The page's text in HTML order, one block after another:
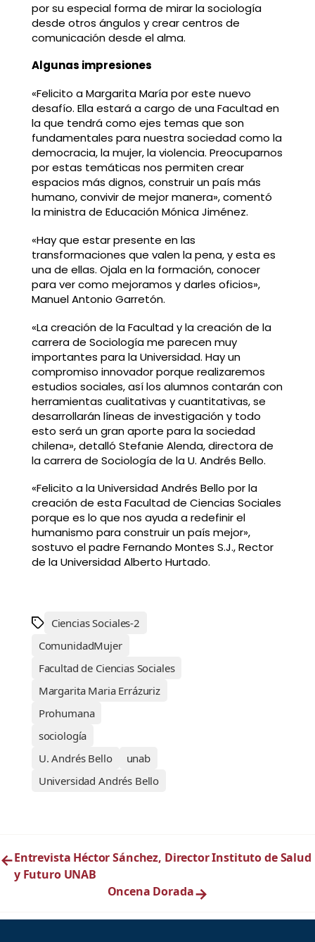
por su especial forma de mirar la sociología
desde otros ángulos y crear centros de
comunicación desde el alma.
Algunas impresiones
«Felicito a Margarita María por este nuevo
desafío. Ella estará a cargo de una Facultad en
la que tendrá como ejes temas que son
fundamentales para nuestra sociedad como la
democracia, la mujer, la violencia. Preocuparnos
por estas temáticas nos permiten crear
espacios más dignos, construir un país más
humano, convivir de mejor manera», comentó
la ministra de Educación Mónica Jiménez.
«Hay que estar presente en las
transformaciones que valen la pena, y esta es
una de ellas. Ojala en la formación, conocer
para ver como mejoramos y darles oficios»,
Manuel Antonio Garretón.
«La creación de la Facultad y la creación de la
carrera de Sociología me parecen muy
importantes para la Universidad. Hay un
compromiso innovador porque realizaremos
estudios sociales, así los alumnos contarán con
herramientas cualitativas y cuantitativas, se
desarrollarán líneas de investigación y todo
esto será un gran aporte para la sociedad
chilena», detalló Stefanie Alenda, directora de
la carrera de Sociología de la U. Andrés Bello.
«Felicito a la Universidad Andrés Bello por la
creación de esta Facultad de Ciencias Sociales
porque es lo que nos ayuda a redefinir el
humanismo para construir un país mejor»,
sostuvo el padre Fernando Montes S.J., Rector
de la Universidad Alberto Hurtado.
Ciencias Sociales-2
ComunidadMujer
Facultad de Ciencias Sociales
Margarita Maria Errázuriz
Prohumana
sociología
U. Andrés Bello
unab
Universidad Andrés Bello
←Entrevista Héctor Sánchez, Director Instituto de Salud
y Futuro UNAB
Oncena Dorada→